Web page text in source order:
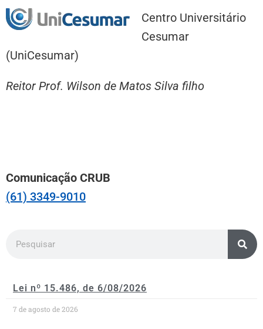
Centro Universitário
Cesumar
(UniCesumar)
Reitor Prof. Wilson de Matos Silva filho
Comunicação CRUB
(61) 3349-9010
Lei nº 15.486, de 6/08/2026
7 de agosto de 2026